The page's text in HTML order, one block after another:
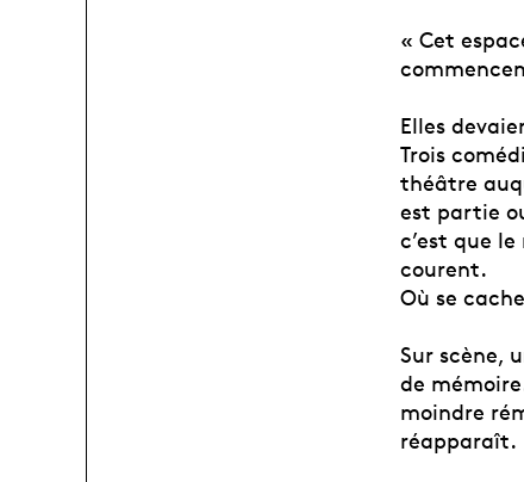
« Cet
Elles
Trois
théâtre
est partie
c’est que
courent.
Où se
Sur scène,
de
moindre
réapparaît.